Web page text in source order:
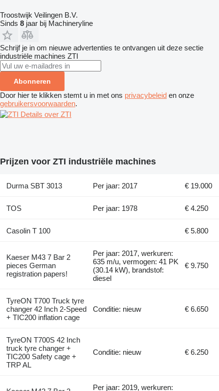
Troostwijk Veilingen B.V.
Sinds 8 jaar bij Machineryline
Schrijf je in om nieuwe advertenties te ontvangen uit deze sectie
industriële machines ZTI
Abonneren
Door hier te klikken stemt u in met ons privacybeleid en onze
gebruikersvoorwaarden.
Details over ZTI
Prijzen voor ZTI industriële machines
Durma SBT 3013 Per jaar: 2017 € 19.000
TOS Per jaar: 1978 € 4.250
Casolin T 100 € 5.800
Kaeser M43 7 Bar 2
pieces German
registration papers!
Per jaar: 2017, werkuren:
635 m/u, vermogen: 41 PK
(30.14 kW), brandstof:
diesel
€ 9.750
TyreON T700 Truck tyre
changer 42 Inch 2-Speed
+ TIC200 inflation cage
Conditie: nieuw € 6.650
TyreON T700S 42 Inch
truck tyre changer +
TIC200 Safety cage +
TRP AL
Conditie: nieuw € 6.250
Per jaar: 2019, werkuren: